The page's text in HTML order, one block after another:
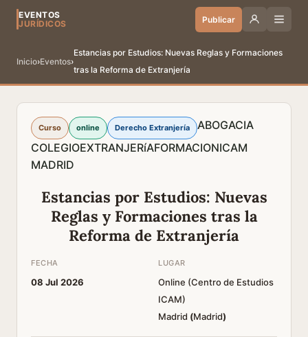
EVENTOS
JURÍDICOS
Publicar
Inicio›Eventos›
Estancias por Estudios: Nuevas Reglas y Formaciones
tras la Reforma de Extranjería
Curso online Derecho Extranjería
ABOGACIA
COLEGIOEXTRANJERíAFORMACIONICAM
MADRID
Estancias por Estudios: Nuevas
Reglas y Formaciones tras la
Reforma de Extranjería
FECHA
08 Jul 2026
LUGAR
Online (Centro de Estudios
ICAM)
Madrid (Madrid)